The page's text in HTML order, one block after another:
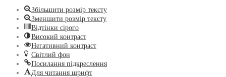
Збільшити розмір тексту
Зменшити розмір тексту
Відтінки сірого
Високий контраст
Негативний контраст
Світлий фон
Посилання підкреслення
Для читання шрифт